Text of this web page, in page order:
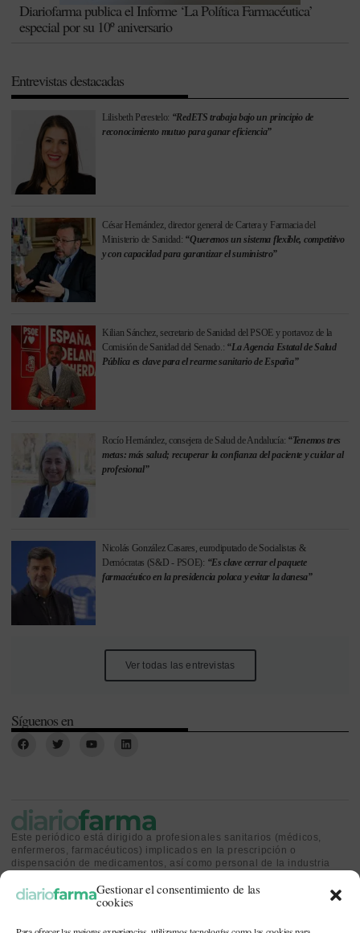
Gestionar el consentimiento de las
cookies
Diariofarma publica el Informe ‘La Política Farmacéutica’
especial por su 10º aniversario
Entrevistas destacadas
Lilisbeth Perestelo: “RedETS trabaja bajo un principio de
reconocimiento mutuo para ganar eficiencia”
César Hernández, director general de Cartera y Farmacia del
Ministerio de Sanidad: “Queremos un sistema flexible, competitivo
y con capacidad para garantizar el suministro”
Kilian Sánchez, secretario de Sanidad del PSOE y portavoz de la
Comisión de Sanidad del Senado.: “La Agencia Estatal de Salud
Pública es clave para el rearme sanitario de España”
Rocío Hernández, consejera de Salud de Andalucía: “Tenemos tres
metas: más salud; recuperar la confianza del paciente y cuidar al
profesional”
Nicolás González Casares, eurodiputado de Socialistas &
Demócratas (S&D - PSOE): “Es clave cerrar el paquete
farmacéutico en la presidencia polaca y evitar la danesa”
Ver todas las entrevistas
Síguenos en
Este periódico está dirigido a profesionales sanitarios (médicos,
enfermeros, farmacéuticos) implicados en la prescripción o
dispensación de medicamentos, así como personal de la industria
sanitaria.